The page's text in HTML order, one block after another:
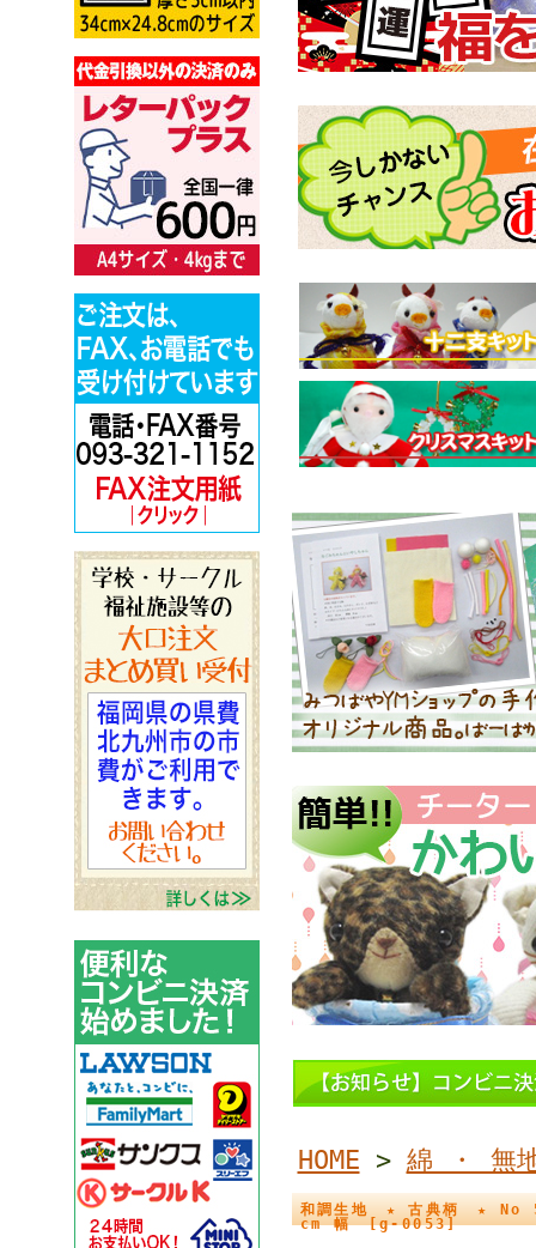
HOME > 綿 ・ 無
和調生地 ★ 古典柄 ★ No
cm 幅 [g-0053]